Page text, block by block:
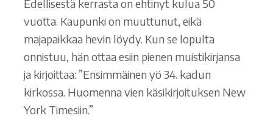
Edellisestä kerrasta on ehtinyt kulua 50
vuotta. Kaupunki on muuttunut, eikä
majapaikkaa hevin löydy. Kun se lopulta
onnistuu, hän ottaa esiin pienen muistikirjansa
ja kirjoittaa: ”Ensimmäinen yö 34. kadun
kirkossa. Huomenna vien käsikirjoituksen New
York Timesiin.”